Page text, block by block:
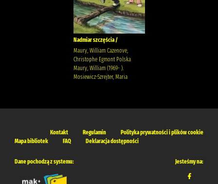
Nadmiar szczęścia /
Maury, William Cazenove,
Christophe Egmont Polska
Maury, William (1969- ).
Mosiewicz-Szrejter, Maria
Kontakt Regulamin
Polityka prywatności i plików cookie
Mapa bibliotek
FAQ Deklaracja dostępności
Dane pochodzą z systemu: Jesteśmy na: